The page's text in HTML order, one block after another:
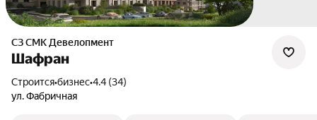
СЗ СМК Девелопмент
Шафран
Строится•бизнес•4.4 (34)
ул. Фабричная